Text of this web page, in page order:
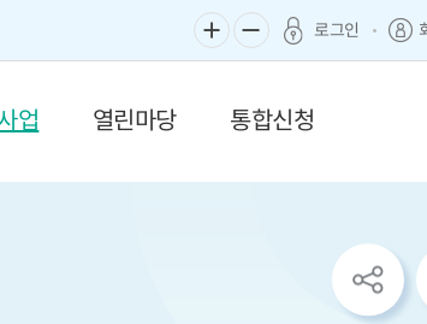
로그인
업 열린마당 통합신청
sns
공
유
리